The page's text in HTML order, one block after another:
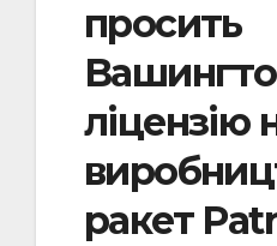
просить
ліцензію
ракет